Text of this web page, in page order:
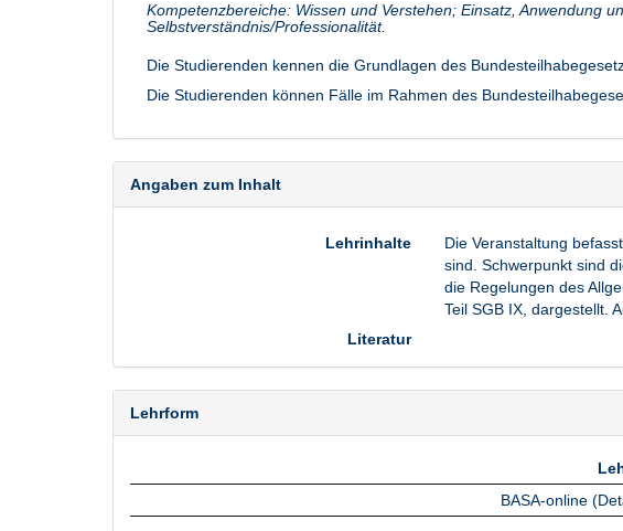
Kompetenzbereiche: Wissen und Verstehen; Einsatz, Anwendung
Selbstverständnis/Professionalität.
Die Studierenden kennen die Grundlagen des
Die Studierenden können Fälle im Rahmen des
Angaben zum Inhalt
Lehrinhalte
Die Veranstaltung
sind. Schwerpunkt sind
die Regelungen des
Teil SGB IX, dargestellt.
Literatur
Lehrform
BASA-online